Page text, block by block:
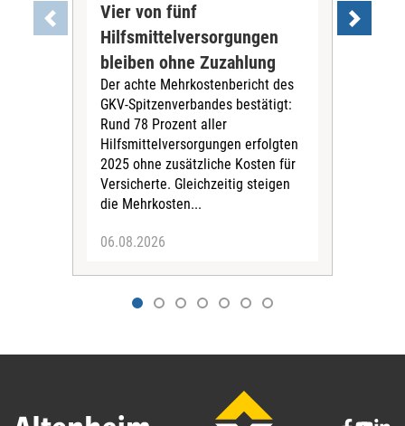
Vier von fünf
Hilfsmittelversorgungen
bleiben ohne Zuzahlung
Der achte Mehrkostenbericht des
GKV-Spitzenverbandes bestätigt:
Rund 78 Prozent aller
Hilfsmittelversorgungen erfolgten
2025 ohne zusätzliche Kosten für
Versicherte. Gleichzeitig steigen
die Mehrkosten...
06.08.2026